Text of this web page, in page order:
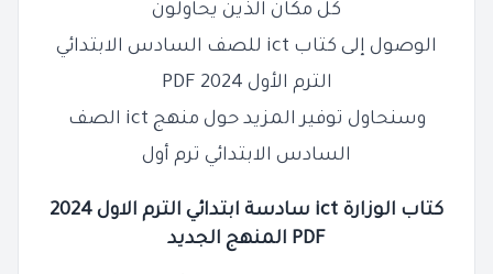
كل مكان الذين يحاولون
الوصول إلى كتاب ict للصف السادس الابتدائي
الترم الأول 2024 PDF
وسنحاول توفير المزيد حول منهج ict الصف
السادس الابتدائي ترم أول
كتاب الوزارة ict سادسة ابتدائي الترم الاول 2024
PDF المنهج الجديد